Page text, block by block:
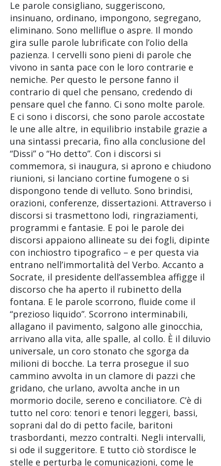
Le parole consigliano, suggeriscono,
insinuano, ordinano, impongono, segregano,
eliminano. Sono melliflue o aspre. Il mondo
gira sulle parole lubrificate con l’olio della
pazienza. I cervelli sono pieni di parole che
vivono in santa pace con le loro contrarie e
nemiche. Per questo le persone fanno il
contrario di quel che pensano, credendo di
pensare quel che fanno. Ci sono molte parole.
E ci sono i discorsi, che sono parole accostate
le une alle altre, in equilibrio instabile grazie a
una sintassi precaria, fino alla conclusione del
“Dissi” o “Ho detto”. Con i discorsi si
commemora, si inaugura, si aprono e chiudono
riunioni, si lanciano cortine fumogene o si
dispongono tende di velluto. Sono brindisi,
orazioni, conferenze, dissertazioni. Attraverso i
discorsi si trasmettono lodi, ringraziamenti,
programmi e fantasie. E poi le parole dei
discorsi appaiono allineate su dei fogli, dipinte
con inchiostro tipografico – e per questa via
entrano nell’immortalità del Verbo. Accanto a
Socrate, il presidente dell’assemblea affigge il
discorso che ha aperto il rubinetto della
fontana. E le parole scorrono, fluide come il
“prezioso liquido”. Scorrono interminabili,
allagano il pavimento, salgono alle ginocchia,
arrivano alla vita, alle spalle, al collo. È il diluvio
universale, un coro stonato che sgorga da
milioni di bocche. La terra prosegue il suo
cammino avvolta in un clamore di pazzi che
gridano, che urlano, avvolta anche in un
mormorio docile, sereno e conciliatore. C’è di
tutto nel coro: tenori e tenori leggeri, bassi,
soprani dal do di petto facile, baritoni
trasbordanti, mezzo contralti. Negli intervalli,
si ode il suggeritore. E tutto ciò stordisce le
stelle e perturba le comunicazioni, come le